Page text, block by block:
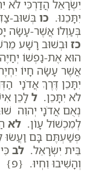
יִשְׂרָאֵל הֲדַרְכִּי לֹא
יִתָּכֵנוּ. כו בְּשׁוּב-
בְּעַוְלוֹ אֲשֶׁר-עָשָׂה
כז וּבְשׁוּב רָשָׁע
הוּא אֶת-נַפְשׁוֹ
אֲשֶׁר עָשָׂה חָיוֹ
יִתָּכֵן דֶּרֶךְ אֲדֹנָי
לֹא יִתָּכֵן. ל לָכֵן
נְאֻם אֲדֹנָי יְהוִה
לְמִכְשׁוֹל עָו‍ֹן. לא
פְּשַׁעְתֶּם בָּם וַעֲשׂוּ
בֵּית יִשְׂרָאֵל. לב
וְהָשִׁיבוּ וִחְיוּ. {פ}